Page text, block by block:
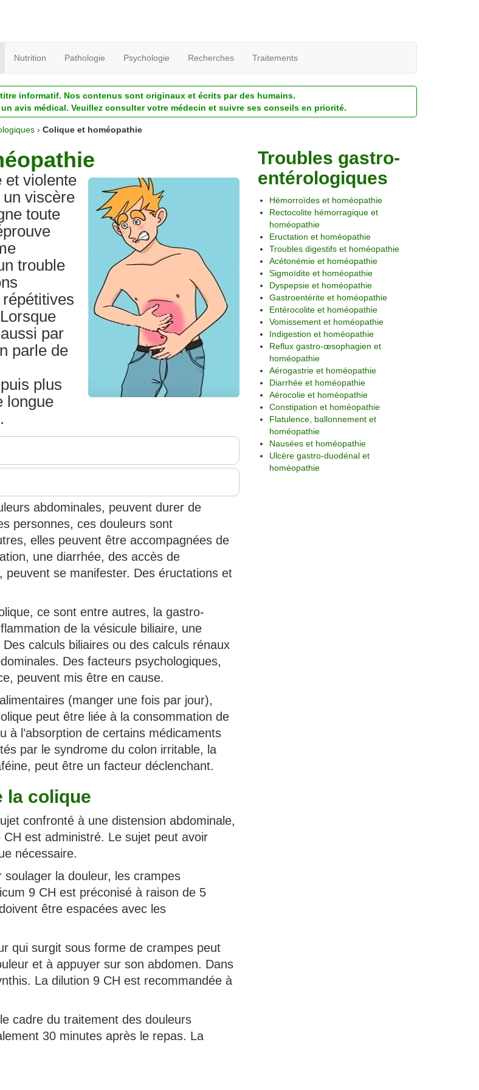
Nutrition Pathologie Psychologie Recherches Traitements
informatif. Nos contenus sont originaux et écrits par des humains.
avis médical. Veuillez consulter votre médecin et suivre ses conseils en priorité.
› Colique et homéopathie
et violente
un viscère
toute
trouble
par
parle de
plus
longue
abdominales, peuvent durer de
personnes, ces douleurs sont
elles peuvent être accompagnées de
une diarrhée, des accès de
se manifester. Des éructations et
ce sont entre autres, la gastro-
de la vésicule biliaire, une
calculs biliaires ou des calculs rénaux
Des facteurs psychologiques,
peuvent mis être en cause.
(manger une fois par jour),
peut être liée à la consommation de
l’absorption de certains médicaments
par le syndrome du colon irritable, la
peut être un facteur déclenchant.
la colique
confronté à une distension abdominale,
est administré. Le sujet peut avoir
nécessaire.
la douleur, les crampes
9 CH est préconisé à raison de 5
être espacées avec les
qui surgit sous forme de crampes peut
et à appuyer sur son abdomen. Dans
La dilution 9 CH est recommandée à
cadre du traitement des douleurs
30 minutes après le repas. La
Troubles gastro-
entérologiques
Hémorroïdes et homéopathie
Rectocolite hémorragique et
homéopathie
Eructation et homéopathie
Troubles digestifs et homéopathie
Acétonémie et homéopathie
Sigmoïdite et homéopathie
Dyspepsie et homéopathie
Gastroentérite et homéopathie
Entérocolite et homéopathie
Vomissement et homéopathie
Indigestion et homéopathie
Reflux gastro-œsophagien et
homéopathie
Aérogastrie et homéopathie
Diarrhée et homéopathie
Aérocolie et homéopathie
Constipation et homéopathie
Flatulence, ballonnement et
homéopathie
Nausées et homéopathie
Ulcère gastro-duodénal et
homéopathie